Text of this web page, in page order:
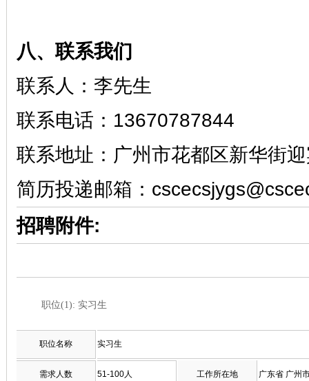
八、联系我们
联系人：李先生
联系电话：13670787844
联系地址：广州市花都区新华街
简历投递邮箱：
招聘附件:
职位(1): 实习生
职位名称 实习生
需求人数 51-100人 工作所在地 广东省 广州